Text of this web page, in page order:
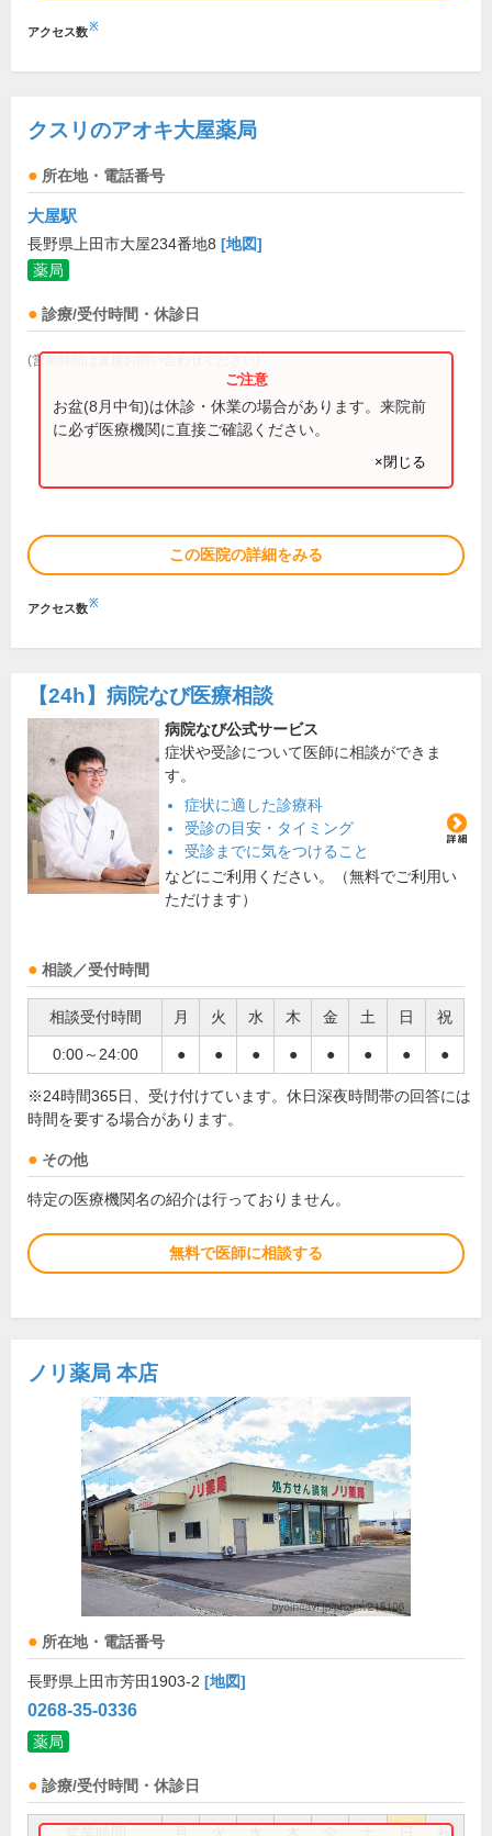
アクセス数※
クスリのアオキ大屋薬局
所在地・電話番号
大屋駅
長野県上田市大屋234番地8 [地図]
薬局
診療/受付時間・休診日
(営業時間は直接お問い合わせください)
お盆(8月中旬)は休診・休業の場合があります。来院前
に必ず医療機関に直接ご確認ください。
×閉じる
この医院の詳細をみる
アクセス数※
【24h】 病院なび医療相談
病院なび公式サービス
症状や受診について医師に相談ができま
す。
症状に適した診療科
受診の目安・タイミング
受診までに気をつけること
などにご利用ください。（無料でご利用い
ただけます）
相談／受付時間
相談受付時間 月 火 水 木 金 土 日 祝
0:00～24:00 ● ● ● ● ● ● ● ●
※24時間365日、受け付けています。休日深夜時間帯の回答には
時間を要する場合があります。
その他
特定の医療機関名の紹介は行っておりません。
無料で医師に相談する
ノリ薬局 本店
所在地・電話番号
長野県上田市芳田1903-2 [地図]
0268-35-0336
薬局
診療/受付時間・休診日